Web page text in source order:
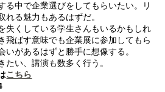
る中で企業選びをしてもらいたい。リ
れる魅力もあるはずだ。
失くしている学生さんもいるかもしれ
飛ばす意味でも企業展に参加してもら
いがあるはずと勝手に想像する。
たい、講演も数多く行う。
こちら